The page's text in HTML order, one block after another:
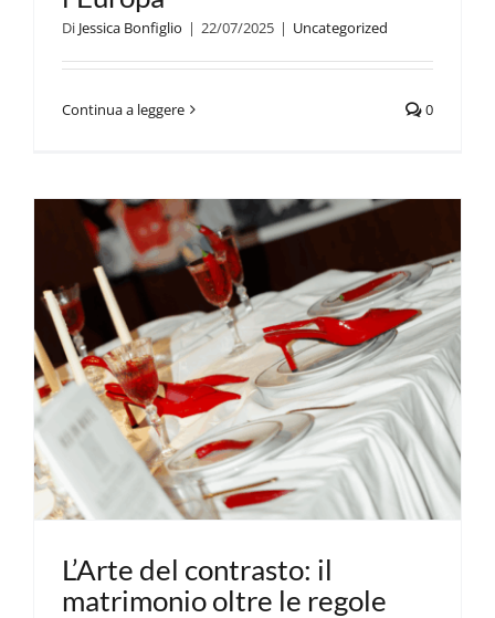
Di Jessica Bonfiglio | 22/07/2025 | Uncategorized
Continua a leggere 0
L’Arte del contrasto: il
matrimonio oltre le regole